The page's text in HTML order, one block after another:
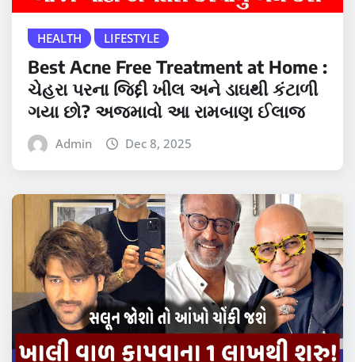
HEALTH LIFESTYLE
Best Acne Free Treatment at Home :
ચેહરા પરના જિદ્દી ખીલ અને ડાઘથી કંટાળી
ગયા છો? અજમાવો આ રામબાણ ઈલાજ
Admin Dec 8, 2025